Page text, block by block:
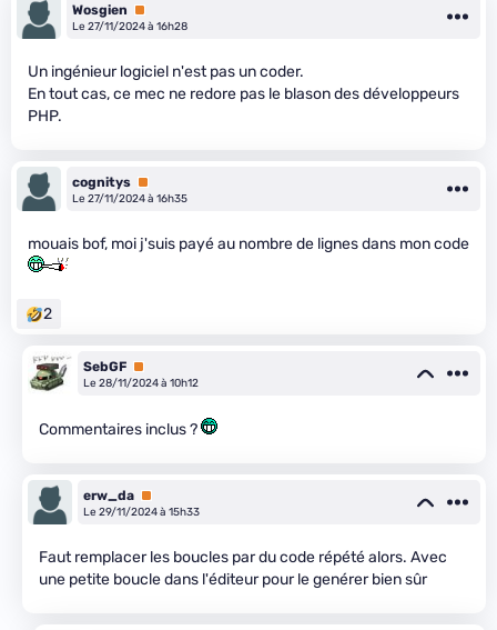
Wosgien
Premium
Le 27/11/2024 à 16h28
Un ingénieur logiciel n'est pas un coder.
En tout cas, ce mec ne redore pas le blason des développeurs
PHP.
cognitys Premium
Le 27/11/2024 à 16h35
mouais bof, moi j'suis payé au nombre de lignes dans mon code
2
SebGF Premium
Le 28/11/2024 à 10h12
Commentaires inclus ?
erw_da Premium
Le 29/11/2024 à 15h33
Faut remplacer les boucles par du code répété alors. Avec
une petite boucle dans l'éditeur pour le genérer bien sûr